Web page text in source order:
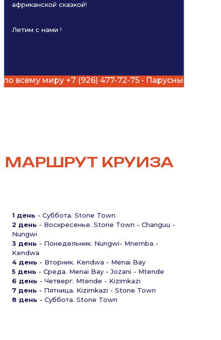
африканской сказкой!
Летим с нами !
(926) 477-72-75 • Парусные и моторные
МАРШРУТ КРУИЗА
1 день - Суббота. Stone Town
2 день - Воскресенье. Stone Town - Changuu -
Nungwi
3 день - Понедельник. Nungwi- Mnemba -
Kendwa
4 день - Вторник. Kendwa - Menai Bay
5 день - Среда. Menai Bay - Jozani - Mtende
6 день - Четверг. Mtende - Kizimkazi
7 день - Пятница. Kizimkazi - Stone Town
8 день - Суббота. Stone Town